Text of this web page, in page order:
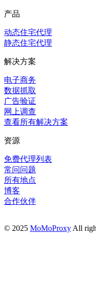
产品
动态住宅代理
静态住宅代理
解决方案
电子商务
数据抓取
广告验证
网上调查
查看所有解决方案
资源
免费代理列表
常问问题
所有地点
博客
合作伙伴
© 2025 MoMoProxy All